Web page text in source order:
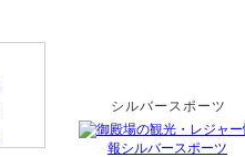
シルバースポーツ